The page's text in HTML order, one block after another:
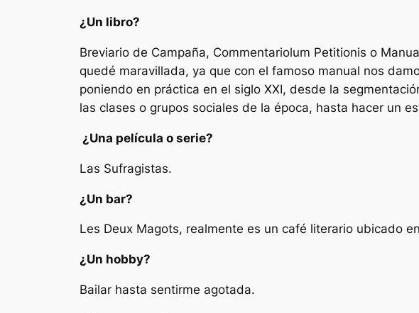
¿Un libro?
Breviario de Campaña, Commentariolum Petitionis o
quedé maravillada, ya que con el famoso manual nos
poniendo en práctica en el siglo XXI, desde la
las clases o grupos sociales de la época, hasta hacer un
¿Una película o serie?
Las Sufragistas.
¿Un bar?
Les Deux Magots, realmente es un café literario ubicado
¿Un hobby?
Bailar hasta sentirme agotada.